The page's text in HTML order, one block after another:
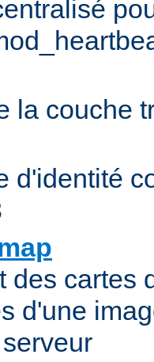
la couche
d'identité
des cartes
d'une